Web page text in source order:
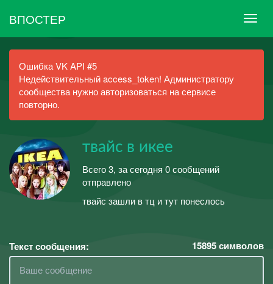
ВПОСТЕР
Ошибка VK API #5
Недействительный access_token! Администратору
сообщества нужно авторизоваться на сервисе
повторно.
твайс в икее
Всего 3, за сегодня 0 сообщений
отправлено
твайс зашли в тц и тут понеслось
Текст сообщения: 15895символов